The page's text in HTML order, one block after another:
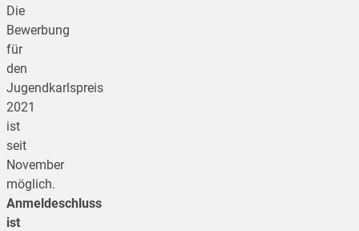
Die
Bewerbung
für
den
Jugendkarlspreis
2021
ist
seit
November
möglich.
Anmeldeschluss
ist